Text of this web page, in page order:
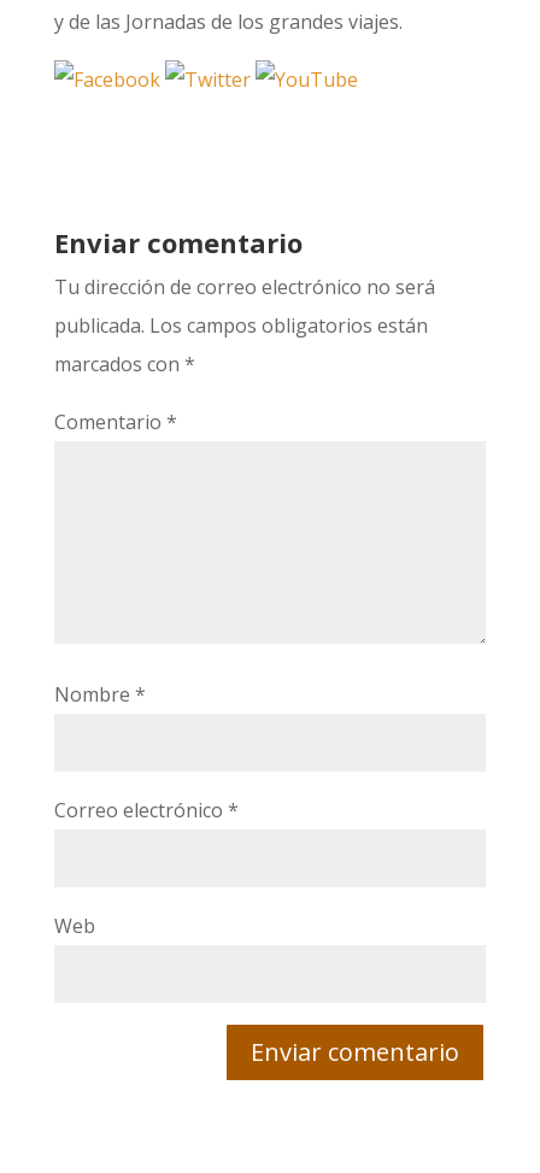
y de las Jornadas de los grandes viajes.
Enviar comentario
Tu dirección de correo electrónico no será
publicada. Los campos obligatorios están
marcados con *
Comentario *
Nombre *
Correo electrónico *
Web